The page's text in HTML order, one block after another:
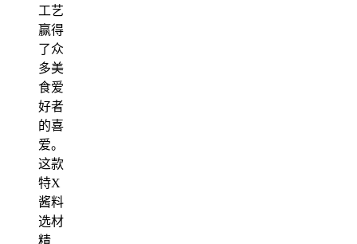
工艺
赢得
了众
多美
食爱
好者
的喜
爱。
这款
特X
酱料
选材
精